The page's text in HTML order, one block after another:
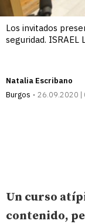
Los invitados
seguridad. ISRAEL
Natalia Escribano
Burgos
26.09.2020 |
Un curso
contenido,